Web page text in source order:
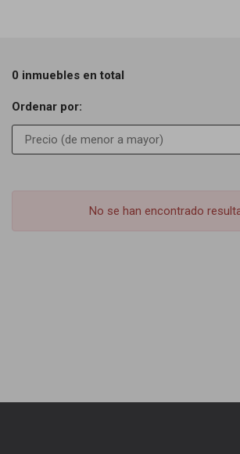
0 inmuebles en total
Ordenar por:
No se han encontrado